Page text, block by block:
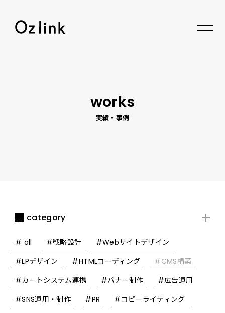
works
実績・事例
category
# all #戦略設計
#Webサイトデザイン
#LPデザイン
#HTMLコーディング
#CMS構築
#カートシステム連携
#バナー制作
#広告運用
#SNS運用・制作
#PR
#コピーライティング